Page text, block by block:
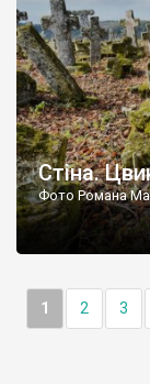
Стіна.
Фото Романа
1 2 3